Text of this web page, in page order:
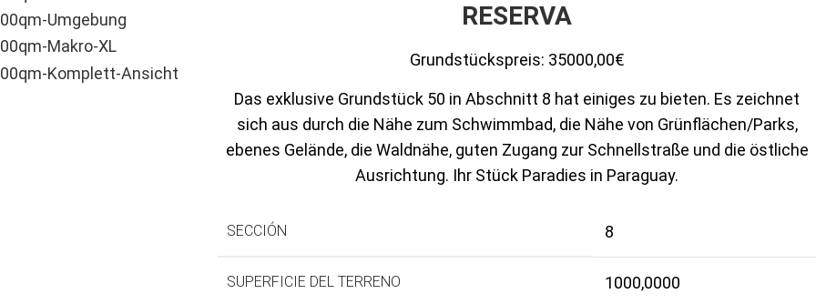
RESERVA
Grundstückspreis: 35000,00€
Das exklusive Grundstück 50 in Abschnitt 8 hat einiges zu bieten. Es zeichnet
sich aus durch die Nähe zum Schwimmbad, die Nähe von Grünflächen/Parks,
ebenes Gelände, die Waldnähe, guten Zugang zur Schnellstraße und die östliche
Ausrichtung. Ihr Stück Paradies in Paraguay.
SECCIÓN 8
SUPERFICIE DEL TERRENO 1000,0000